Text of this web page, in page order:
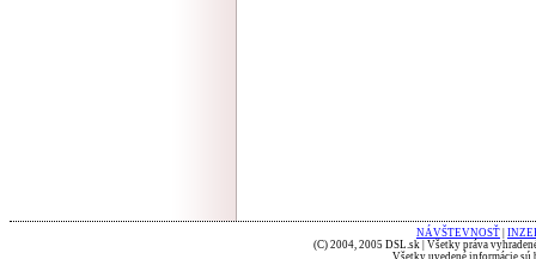
NÁVŠTEVNOSŤ
(C) 2004, 2005 DSL.sk | Všetky práva
Všetky uvedené informácie sú